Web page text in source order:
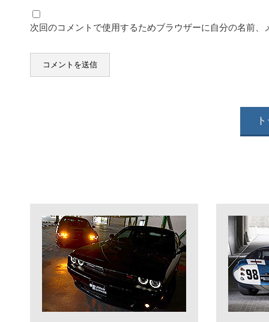
次回のコメントで使用するためブラウザーに自分の名前